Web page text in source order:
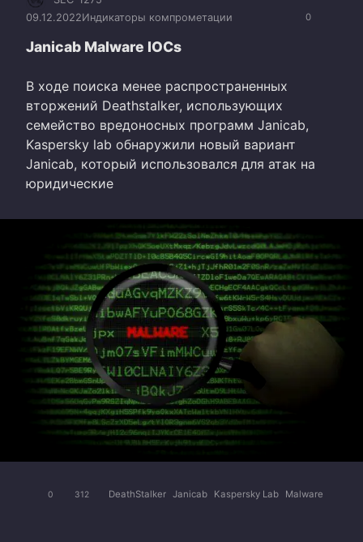
0
09.12.2022Индикаторы компрометации
Janicab Malware IOCs
В ходе поиска менее распространенных
вторжений Deathstalker, использующих
семейство вредоносных программ Janicab,
Kaspersky lab обнаружили новый вариант
Janicab, который использовался для атак на
юридические
0 312 DeathStalker Janicab Kaspersky Lab Malware